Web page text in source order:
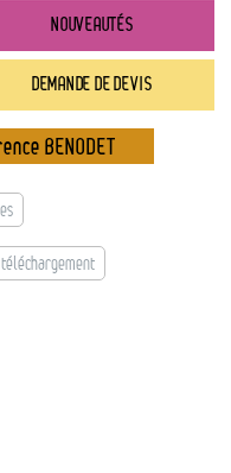
NOUVEAUTÉS
DEMANDE DE DEVIS
BENODET